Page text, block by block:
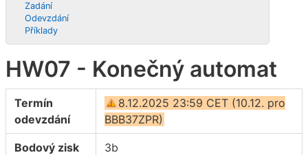
Zadání
Odevzdání
Příklady
HW07 - Konečný automat
Termín
odevzdání
8.12.2025 23:59 CET (10.12. pro
BBB37ZPR)
Bodový zisk 3b